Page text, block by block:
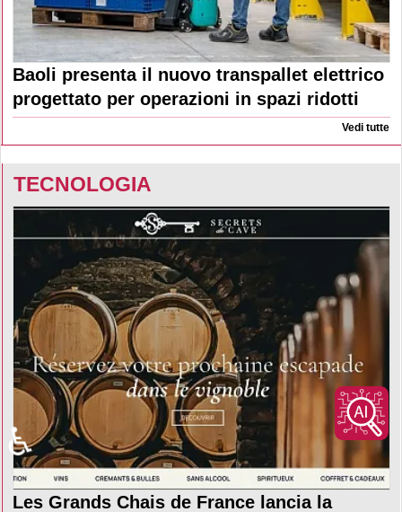
Baoli presenta il nuovo transpallet elettrico
progettato per operazioni in spazi ridotti
Vedi tutte
TECNOLOGIA
Les Grands Chais de France lancia la